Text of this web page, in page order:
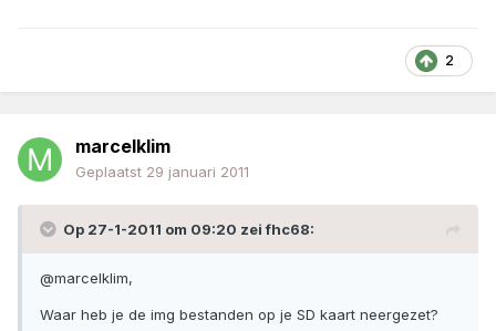
2
marcelklim
Geplaatst 29 januari 2011
Op 27-1-2011 om 09:20 zei fhc68:
@marcelklim,
Waar heb je de img bestanden op je SD kaart neergezet?